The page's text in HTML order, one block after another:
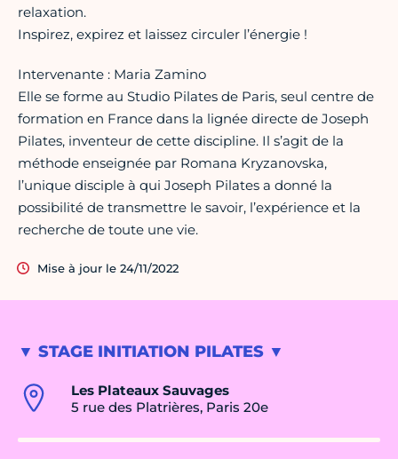
▼ STAGE INITIATION PILATES ▼
Les Plateaux Sauvages
5 rue des Platrières, Paris 20e
relaxation.
Inspirez, expirez et laissez circuler l’énergie !
Intervenante : Maria Zamino
Elle se forme au Studio Pilates de Paris, seul centre de
formation en France dans la lignée directe de Joseph
Pilates, inventeur de cette discipline. Il s’agit de la
méthode enseignée par Romana Kryzanovska,
l’unique disciple à qui Joseph Pilates a donné la
possibilité de transmettre le savoir, l’expérience et la
recherche de toute une vie.
Mise à jour le 24/11/2022